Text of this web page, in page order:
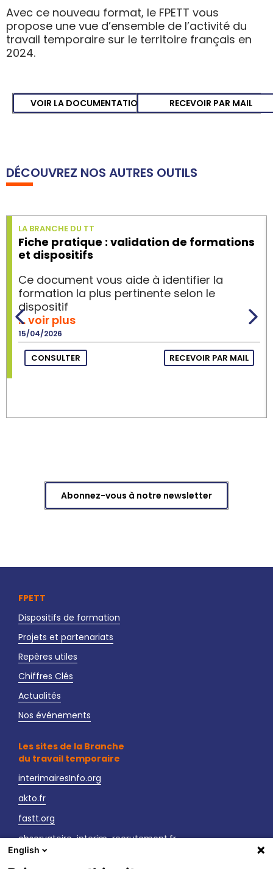
Avec ce nouveau format, le FPETT vous
propose une vue d’ensemble de l’activité du
travail temporaire sur le territoire français en
2024.
VOIR LA DOCUMENTATION RECEVOIR PAR MAIL
DÉCOUVREZ NOS AUTRES OUTILS
LA BRANCHE DU TT
Fiche pratique : validation de formations
et dispositifs
Ce document vous aide à identifier la
formation la plus pertinente selon le
dispositif
… voir plus
15/04/2026
CONSULTER RECEVOIR PAR MAIL
Abonnez-vous à notre newsletter
FPETT
Dispositifs de formation
Projets et partenariats
Repères utiles
Chiffres Clés
Actualités
Nos événements
Les sites de la Branche
du travail temporaire
interimairesInfo.org
akto.fr
fastt.org
observatoire-interim-recrutement.fr
sante-securite-interim.fr
English